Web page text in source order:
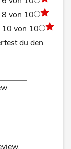
von 10
von 10
du den